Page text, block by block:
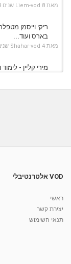
מאת Liem-vod 8 שנים
ריקי וייסמן
בארס ועוד...
מאת Shahar-vod 4 שנים
מירי קליין -
מאת Shahar-vod 4 שנים
קרין גורן -
VOD אלטרנטיבלי
ראשי
יצירת קשר
תנאי השימוש